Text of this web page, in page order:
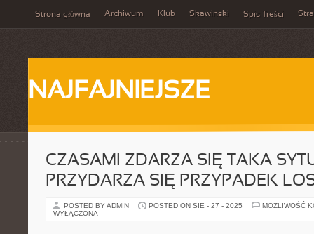
Strona główna Archiwum Klub Skawinski Spis Treści
NAJFAJNIEJSZE
CZASAMI ZDARZA SIĘ TAKA
PRZYDARZA SIĘ PRZYPADEK
POSTED BY ADMIN POSTED ON SIE - 27 - 2025
MOŻLIWOŚĆ
WYŁĄCZONA